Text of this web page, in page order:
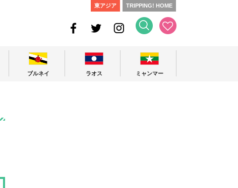
東アジア TRIPPING! HOME
ブルネイ ラオス ミャンマー